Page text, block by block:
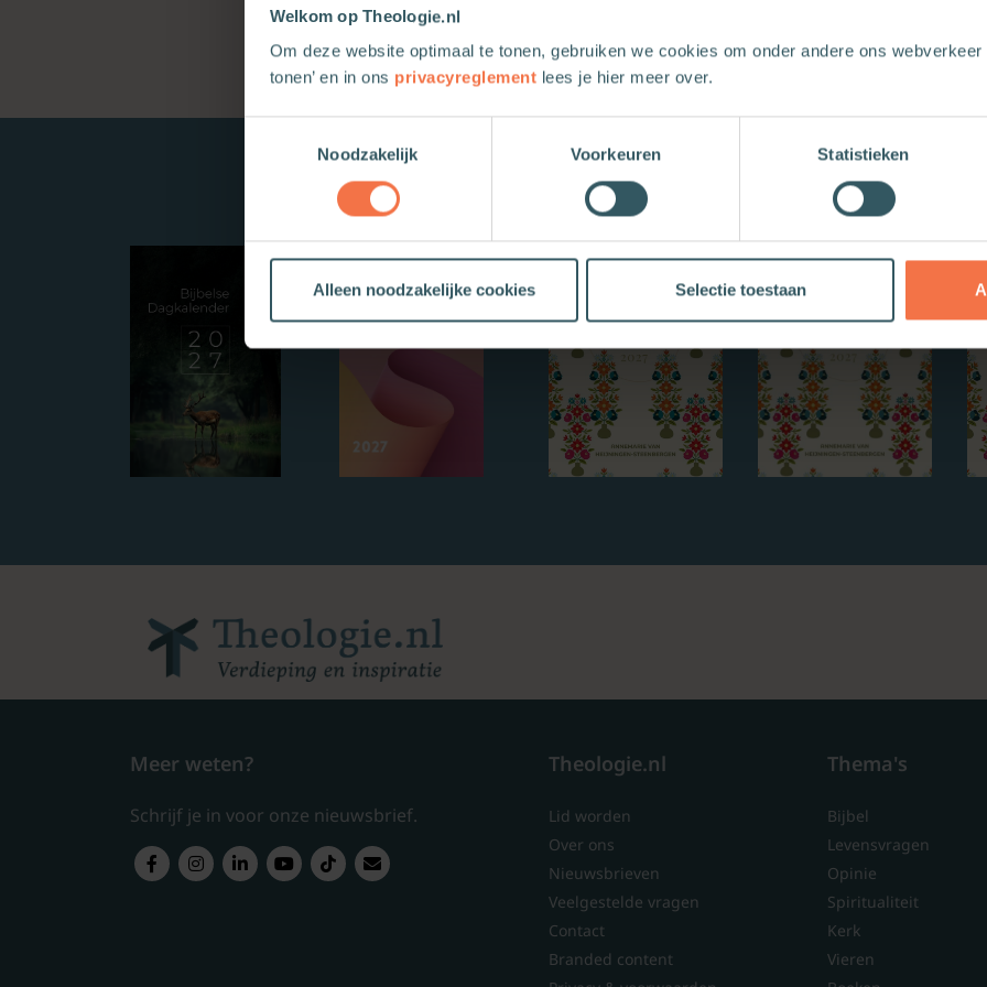
Welkom op Theologie.nl
Om deze website optimaal te tonen, gebruiken we cookies om onder andere ons webverkeer
tonen’ en in ons privacyreglement lees je hier meer over.
Noodzakelijk
Voorkeuren Statistieken
Alleen noodzakelijke cookies Selectie toestaan
Nieuwe boeken
Meer weten?
Schrijf je in voor onze nieuwsbrief.
Theologie.nl
Lid worden
Over ons
Nieuwsbrieven
Veelgestelde vragen
Contact
Branded content
Thema's
Bijbel
Levensvragen
Opinie
Spiritualiteit
Kerk
Vieren